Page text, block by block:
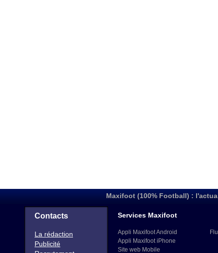
Maxifoot (100% Football) :
Contacts
La rédaction
Publicité
Services Maxifoot
Appli Maxifoot Android
Appli Maxifoot iPhone
Site web Mobile